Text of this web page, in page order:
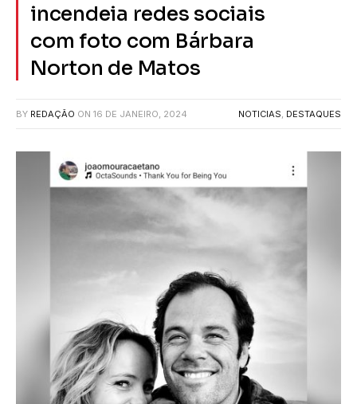
incendeia redes sociais
com foto com Bárbara
Norton de Matos
BY REDAÇÃO ON 16 DE JANEIRO, 2024 NOTICIAS, DESTAQUES